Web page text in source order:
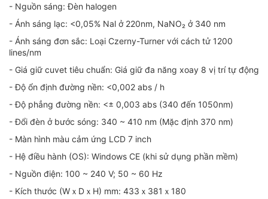
- Nguồn sáng: Đèn halogen
- Ánh sáng lạc: <0,05% Nal ở 220nm, NaNO₂ ở 340 nm
- Ánh sáng đơn sắc: Loại Czerny-Turner với cách tử 1200
lines/nm
- Giá giữ cuvet tiêu chuẩn: Giá giữ đa năng xoay 8 vị trí tự động
- Độ ổn định đường nền: <0,002 abs / h
- Độ phẳng đường nền: <± 0,003 abs (340 đến 1050nm)
- Đổi đèn ở bước sóng: 340 ~ 410 nm (Mặc định 370 nm)
- Màn hình màu cảm ứng LCD 7 inch
- Hệ điều hành (OS): Windows CE (khi sử dụng phần mềm)
- Nguồn điện: 100 ~ 240 V; 50 ~ 60 Hz
- Kích thước (WｘDｘH) mm: 433ｘ381ｘ180